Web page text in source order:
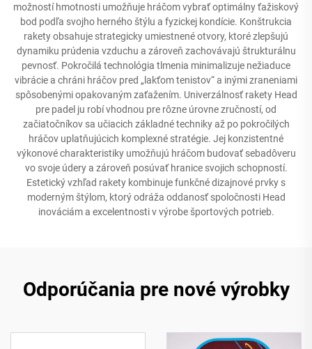
možností hmotnosti umožňuje hráčom vybrať optimálny ťažiskový
bod podľa svojho herného štýlu a fyzickej kondície. Konštrukcia
rakety obsahuje strategicky umiestnené otvory, ktoré zlepšujú
dynamiku prúdenia vzduchu a zároveň zachovávajú štrukturálnu
pevnosť. Pokročilá technológia tlmenia minimalizuje nežiaduce
vibrácie a chráni hráčov pred „lakťom tenistov“ a inými zraneniami
spôsobenými opakovaným zaťažením. Univerzálnosť rakety Head
pre padel ju robí vhodnou pre rôzne úrovne zručností, od
začiatočníkov sa učiacich základné techniky až po pokročilých
hráčov uplatňujúcich komplexné stratégie. Jej konzistentné
výkonové charakteristiky umožňujú hráčom budovať sebadôveru
vo svoje údery a zároveň posúvať hranice svojich schopností.
Estetický vzhľad rakety kombinuje funkčné dizajnové prvky s
moderným štýlom, ktorý odráža oddanosť spoločnosti Head
inováciám a excelentnosti v výrobe športových potrieb.
Odporúčania pre nové výrobky